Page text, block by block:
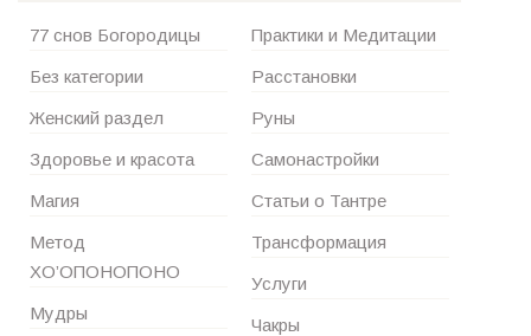
77 снов Богородицы
Без категории
Женский раздел
Здоровье и красота
Магия
Метод
ХО’ОПОНОПОНО
Мудры
Практики и Медитации
Расстановки
Руны
Самонастройки
Статьи о Тантре
Трансформация
Услуги
Чакры